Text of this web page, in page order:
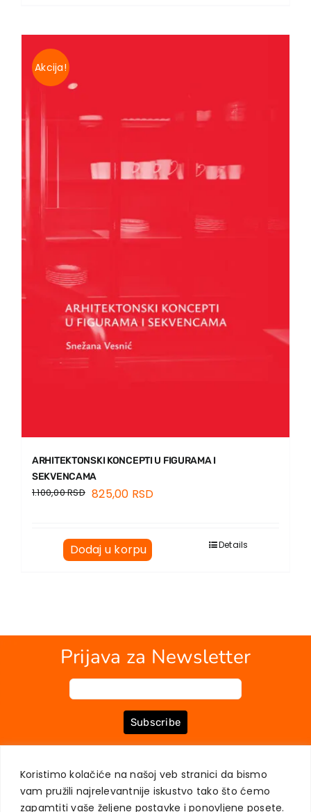
Koristimo kolačiće na našoj veb stranici da bismo
vam pružili najrelevantnije iskustvo tako što ćemo
zapamtiti vaše željene postavke i ponovljene posete.
Akcija!
ARHITEKTONSKI KONCEPTI U FIGURAMA I
SEKVENCAMA
1.100,00RSD 825,00 RSD
Dodaj u korpu Details
Prijava za Newsletter
Subscribe
MOJ NALOG
ZAŠTITA PRIVATNOSTI KORISNIKA